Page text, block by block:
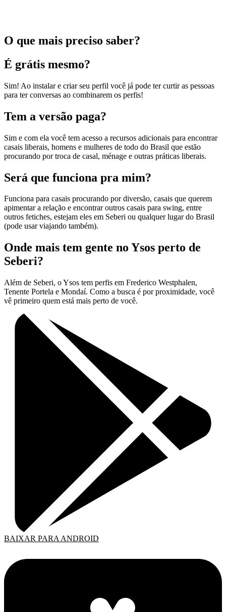
O que mais preciso saber?
É grátis mesmo?
Sim! Ao instalar e criar seu perfil você já pode ter curtir as pessoas
para ter conversas ao combinarem os perfis!
Tem a versão paga?
Sim e com ela você tem acesso a recursos adicionais para encontrar
casais liberais, homens e mulheres de todo do Brasil que estão
procurando por troca de casal, ménage e outras práticas liberais.
Será que funciona pra mim?
Funciona para casais procurando por diversão, casais que querem
apimentar a relação e encontrar outros casais para swing, entre
outros fetiches, estejam eles em Seberi ou qualquer lugar do Brasil
(pode usar viajando também).
Onde mais tem gente no Ysos perto de
Seberi?
Além de Seberi, o Ysos tem perfis em Frederico Westphalen,
Tenente Portela e Mondaí. Como a busca é por proximidade, você
vê primeiro quem está mais perto de você.
BAIXAR PARA ANDROID